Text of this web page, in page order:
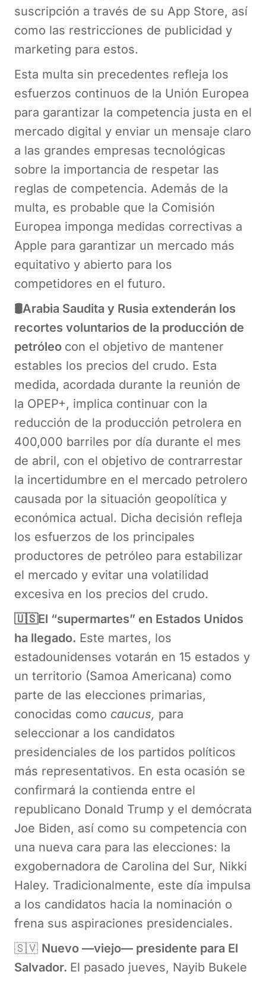
suscripción a través de su App Store, así
como las restricciones de publicidad y
marketing para estos.
Esta multa sin precedentes refleja los
esfuerzos continuos de la Unión Europea
para garantizar la competencia justa en el
mercado digital y enviar un mensaje claro
a las grandes empresas tecnológicas
sobre la importancia de respetar las
reglas de competencia. Además de la
multa, es probable que la Comisión
Europea imponga medidas correctivas a
Apple para garantizar un mercado más
equitativo y abierto para los
competidores en el futuro.
🛢️Arabia Saudita y Rusia extenderán los
recortes voluntarios de la producción de
petróleo con el objetivo de mantener
estables los precios del crudo. Esta
medida, acordada durante la reunión de
la OPEP+, implica continuar con la
reducción de la producción petrolera en
400,000 barriles por día durante el mes
de abril, con el objetivo de contrarrestar
la incertidumbre en el mercado petrolero
causada por la situación geopolítica y
económica actual. Dicha decisión refleja
los esfuerzos de los principales
productores de petróleo para estabilizar
el mercado y evitar una volatilidad
excesiva en los precios del crudo.
🇺🇸El “supermartes” en Estados Unidos
ha llegado. Este martes, los
estadounidenses votarán en 15 estados y
un territorio (Samoa Americana) como
parte de las elecciones primarias,
conocidas como caucus, para
seleccionar a los candidatos
presidenciales de los partidos políticos
más representativos. En esta ocasión se
confirmará la contienda entre el
republicano Donald Trump y el demócrata
Joe Biden, así como su competencia con
una nueva cara para las elecciones: la
exgobernadora de Carolina del Sur, Nikki
Haley. Tradicionalmente, este día impulsa
a los candidatos hacia la nominación o
frena sus aspiraciones presidenciales.
🇸🇻 Nuevo —viejo— presidente para El
Salvador. El pasado jueves, Nayib Bukele